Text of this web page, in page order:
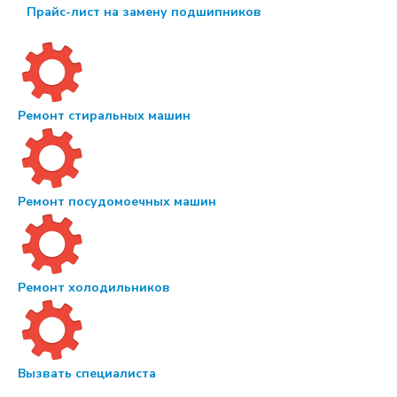
Прайс-лист на замену подшипников
Ремонт стиральных машин
Ремонт посудомоечных машин
Ремонт холодильников
Вызвать специалиста